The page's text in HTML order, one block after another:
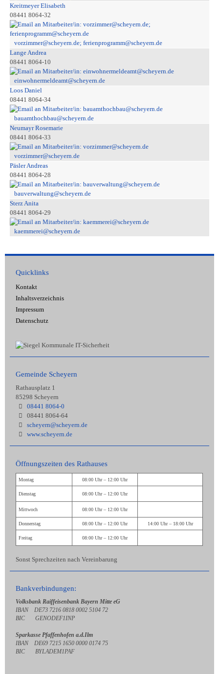
Kreitmeyer Elisabeth
08441 8064-32
vorzimmer@scheyern.de; ferienprogramm@scheyern.de
Lange Andrea
08441 8064-10
einwohnermeldeamt@scheyern.de
Loos Daniel
08441 8064-34
bauamthochbau@scheyern.de
Neumayr Rosemarie
08441 8064-33
vorzimmer@scheyern.de
Päsler Andreas
08441 8064-28
bauverwaltung@scheyern.de
Sterz Anita
08441 8064-29
kaemmerei@scheyern.de
Quicklinks
Kontakt
Inhaltsverzeichnis
Impressum
Datenschutz
Gemeinde Scheyern
Rathausplatz 1
85298 Scheyern
08441 8064-0
08441 8064-64
scheyern@scheyern.de
www.scheyern.de
Öffnungszeiten des Rathauses
Montag 08:00 Uhr – 12:00 Uhr
Dienstag 08:00 Uhr – 12:00 Uhr
Mittwoch 08:00 Uhr – 12:00 Uhr
Donnerstag 08:00 Uhr – 12:00 Uhr 14:00 Uhr – 18:00 Uhr
Freitag 08:00 Uhr – 12:00 Uhr
Sonst Sprechzeiten nach Vereinbarung
Bankverbindungen:
Volksbank Raiffeisenbank Bayern Mitte eG
IBAN DE73 7216 0818 0002 5104 72
BIC GENODEF1INP
Sparkasse Pfaffenhofen a.d.Ilm
IBAN DE69 7215 1650 0000 0174 75
BIC BYLADEM1PAF